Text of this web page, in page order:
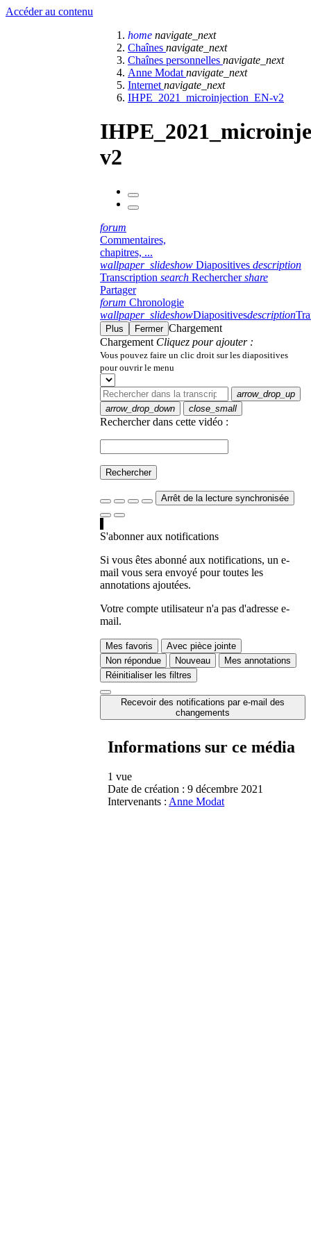
Accéder au contenu
home navigate_next
Chaînes navigate_next
Chaînes personnelles navigate_next
Anne Modat navigate_next
Internet navigate_next
IHPE_2021_microinjection_EN-v2
v2
forum
Commentaires,
chapitres, ...
wallpaper_slideshow Diapositives description
Transcription search Rechercher share
Partager
forum Chronologie
wallpaper_slideshowDiapositivesdescription
Plus Fermer Chargement
Chargement Cliquez pour ajouter :
Vous pouvez faire un clic droit sur les diapositives
pour ouvrir le menu
arrow_drop_up
arrow_drop_down
close_small
Rechercher dans cette vidéo :
Rechercher
Arrêt de la lecture synchronisée
S'abonner aux notifications
Si vous êtes abonné aux notifications, un e-
mail vous sera envoyé pour toutes les
annotations ajoutées.
Votre compte utilisateur n'a pas d'adresse e-
mail.
Mes favoris
Avec pièce jointe
Non répondue
Nouveau
Mes annotations
Réinitialiser les filtres
Recevoir des notifications par e-mail des
changements
Informations sur ce média
1 vue
Date de création : 9 décembre 2021
Intervenants : Anne Modat